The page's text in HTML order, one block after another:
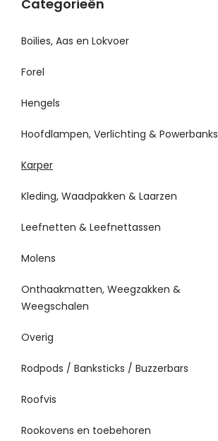
Categorieën
Boilies, Aas en Lokvoer
Forel
Hengels
Hoofdlampen, Verlichting & Powerbanks
Karper
Kleding, Waadpakken & Laarzen
Leefnetten & Leefnettassen
Molens
Onthaakmatten, Weegzakken &
Weegschalen
Overig
Rodpods / Banksticks / Buzzerbars
Roofvis
Rookovens en toebehoren